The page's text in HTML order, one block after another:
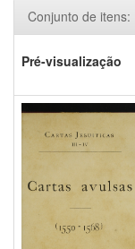
Conjunto de itens:
Pré-visualização